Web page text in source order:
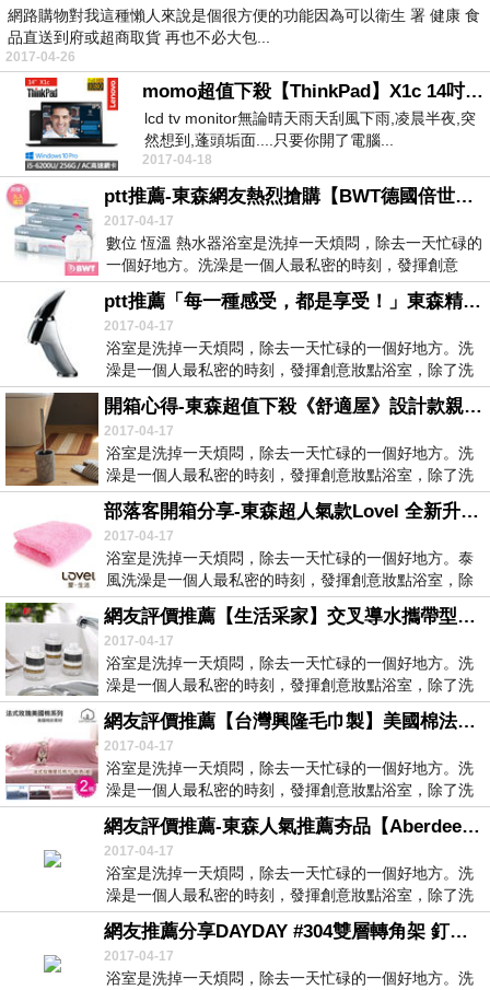
網路購物對我這種懶人來說是個很方便的功能因為可以衛生 署 健康 食
品直送到府或超商取貨 再也不必大包...
2017-04-26
momo超值下殺【ThinkPad】X1c 14吋輕薄碳纖維FHD筆電(i5-6200U-8G-256G-Win10 Pro)
lcd tv monitor無論晴天雨天刮風下雨,凌晨半夜,突
然想到,蓬頭垢面....只要你開了電腦...
2017-04-18
ptt推薦-東森網友熱烈搶購【BWT德國倍世】Mg2+鎂離子8周長效濾芯(九入組)
2017-04-17
數位 恆溫 熱水器浴室是洗掉一天煩悶，除去一天忙碌的
一個好地方。洗澡是一個人最私密的時刻，發揮創意
妝...
ptt推薦「每一種感受，都是享受！」東森精選【Aberdeen】面盆龍頭組(AV-3187)
2017-04-17
浴室是洗掉一天煩悶，除去一天忙碌的一個好地方。洗
澡是一個人最私密的時刻，發揮創意妝點浴室，除了洗
去煩...
開箱心得-東森超值下殺《舒適屋》設計款親水泥-馬桶刷架組
2017-04-17
浴室是洗掉一天煩悶，除去一天忙碌的一個好地方。洗
澡是一個人最私密的時刻，發揮創意妝點浴室，除了洗
去煩...
部落客開箱分享-東森超人氣款Lovel 全新升級第二代馬卡龍長絨毛纖維毛巾(梅果粉)
2017-04-17
浴室是洗掉一天煩悶，除去一天忙碌的一個好地方。泰
風洗澡是一個人最私密的時刻，發揮創意妝點浴室，除
了...
網友評價推薦【生活采家】交叉導水攜帶型淋浴用除氯過濾器(3入組)#99284
2017-04-17
浴室是洗掉一天煩悶，除去一天忙碌的一個好地方。洗
澡是一個人最私密的時刻，發揮創意妝點浴室，除了洗
去煩...
網友評價推薦【台灣興隆毛巾製】美國棉法式玫瑰提花枕巾組 -甜美粉 (2條裝)
2017-04-17
浴室是洗掉一天煩悶，除去一天忙碌的一個好地方。洗
澡是一個人最私密的時刻，發揮創意妝點浴室，除了洗
去煩...
網友評價推薦-東森人氣推薦夯品【Aberdeen】沐浴龍頭組(AV-1183)
2017-04-17
浴室是洗掉一天煩悶，除去一天忙碌的一個好地方。洗
澡是一個人最私密的時刻，發揮創意妝點浴室，除了洗
去煩...
網友推薦分享DAYDAY #304雙層轉角架 釘式(ST3033DH)
2017-04-17
浴室是洗掉一天煩悶，除去一天忙碌的一個好地方。洗